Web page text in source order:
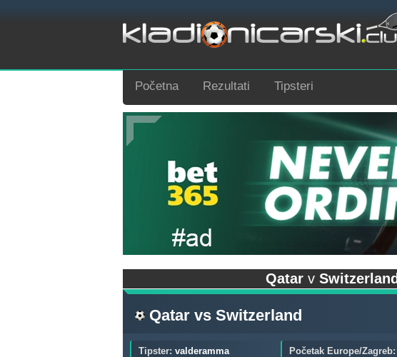
Početna Rezultati Tipsteri
Qatar v Switzerland
Qatar vs Switzerland
Tipster: valderamma
Početak Europe/Zagreb: